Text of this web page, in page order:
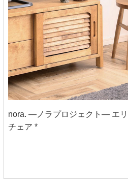
nora. ―ノラプロジェクト― エ
チェア *